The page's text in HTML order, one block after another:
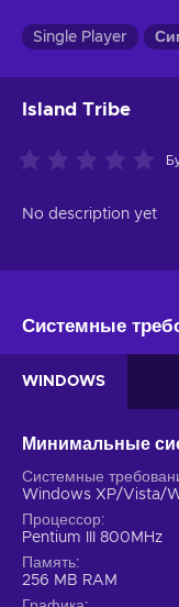
Single Player
Island Tribe
No description yet
Системные
WINDOWS
Минимальные
Системные
Windows XP/Vista/
Процессор
Pentium III 800MHz
Память
256 MB RAM